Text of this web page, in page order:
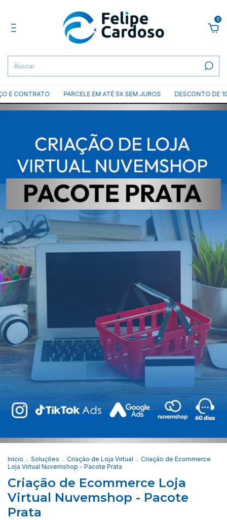
0
PARCELE EM ATÉ 5X SEM JUROS DESCONTO DE 10% NO
Início . Soluções . Criação de Loja Virtual . Criação de Ecommerce
Loja Virtual Nuvemshop - Pacote Prata
Criação de Ecommerce Loja
Virtual Nuvemshop - Pacote
Prata